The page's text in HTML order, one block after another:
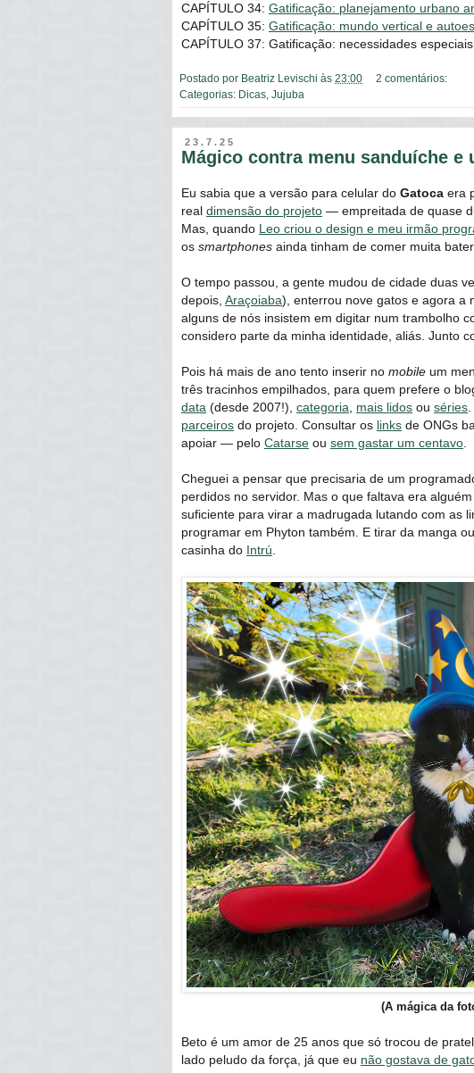
CAPÍTULO 34: Gatificação: planejamento urbano
CAPÍTULO 35: Gatificação: mundo vertical e
CAPÍTULO 37: Gatificação: necessidades
Postado por Beatriz Levischi às 23:00
2 comentários:
Categorias: Dicas Jujuba
23.7.25
Mágico contra menu sanduíche e
Eu sabia que a versão para celular do Gatoca era
real dimensão do projeto ― empreitada de quase
Mas, quando Leo criou o design e meu irmão
os smartphones ainda tinham de comer muita
O tempo passou, a gente mudou de cidade duas
depois, Araçoiaba), enterrou nove gatos e agora a
alguns de nós insistem em digitar num trambolho
considero parte da minha identidade, aliás. Junto
Pois há mais de ano tento inserir no mobile um
três tracinhos empilhados, para quem prefere o
data (desde 2007!), categoria mais lidos ou séries
parceiros do projeto. Consultar os links de ONGs
apoiar ― pelo Catarse ou sem gastar um centavo
Cheguei a pensar que precisaria de um
perdidos no servidor. Mas o que faltava era
suficiente para virar a madrugada lutando com as
programar em Phyton também. E tirar da manga
casinha do Intrú
(A mágica da
Beto é um amor de 25 anos que só trocou de
lado peludo da força, já que eu não gostava de